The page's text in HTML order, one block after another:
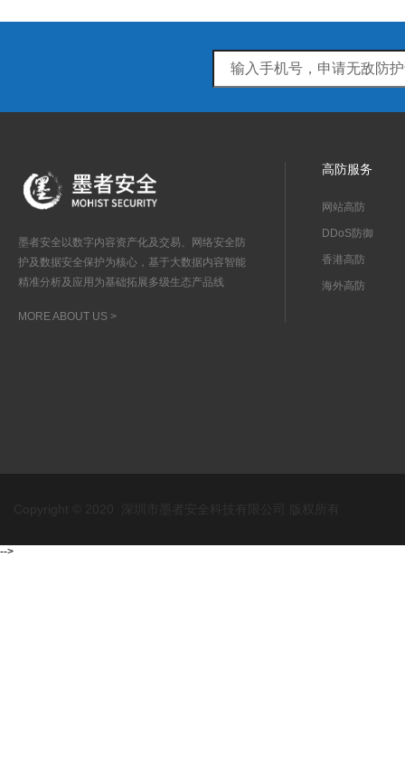
墨者安全以数字内容资产化及交易、网络安全防
护及数据安全保护为核心，基于大数据内容智能
精准分析及应用为基础拓展多级生态产品线
MORE ABOUT US >
高防服务
网站高防
DDoS防御
香港高防
海外高防
-->